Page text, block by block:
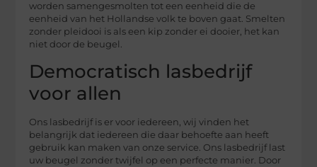
worden samengesmolten tot een eenheid die de
eenheid van het Hollandse volk te boven gaat. Smelten
zonder pleidooi is als een kip zonder ei dooier, het kan
niet door de beugel.
Democratisch lasbedrijf
voor allen
Ons lasbedrijf is er voor iedereen, wij vinden het
belangrijk dat iedereen die daar behoefte aan heeft
gebruik kan maken van onze service. Ons lasbedrijf last
uw beugel zonder twijfel op een perfecte manier. Door